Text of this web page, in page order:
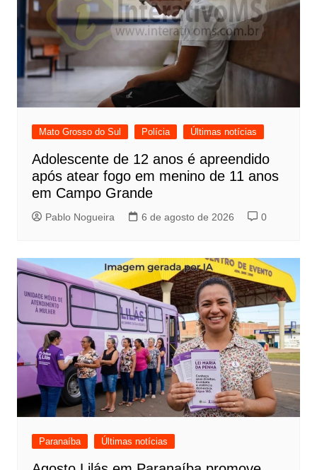
Mato Grosso do Sul Polícia Últimas notícias
Adolescente de 12 anos é apreendido
após atear fogo em menino de 11 anos
em Campo Grande
Pablo Nogueira 6 de agosto de 2026 0
Paranaíba Últimas notícias